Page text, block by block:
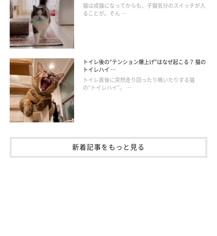
猫は成猫になってからも、子猫気分のスイッチが入
ることが。そん …
トイレ後の“テンション爆上げ”はなぜ起こる？ 猫の
トイレハイ …
トイレ直後に突然走り回ったり鳴いたりする猫
の“トイレハイ”。 …
新着記事をもっと見る